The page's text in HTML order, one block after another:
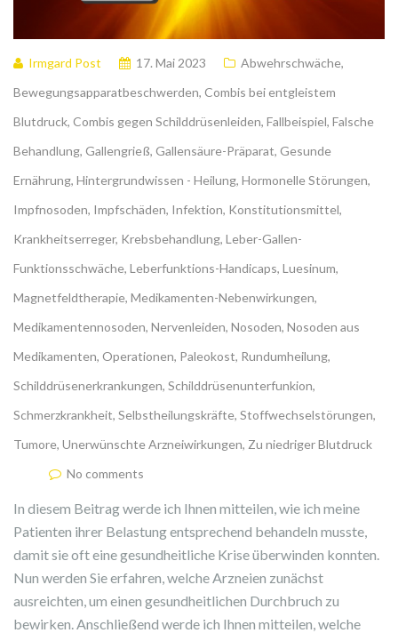
Irmgard Post 17. Mai 2023 Abwehrschwäche,
Bewegungsapparatbeschwerden, Combis bei entgleistem
Blutdruck, Combis gegen Schilddrüsenleiden, Fallbeispiel, Falsche
Behandlung, Gallengrieß, Gallensäure-Präparat, Gesunde
Ernährung, Hintergrundwissen - Heilung, Hormonelle Störungen,
Impfnosoden, Impfschäden, Infektion, Konstitutionsmittel,
Krankheitserreger, Krebsbehandlung, Leber-Gallen-
Funktionsschwäche, Leberfunktions-Handicaps, Luesinum,
Magnetfeldtherapie, Medikamenten-Nebenwirkungen,
Medikamentennosoden, Nervenleiden, Nosoden, Nosoden aus
Medikamenten, Operationen, Paleokost, Rundumheilung,
Schilddrüsenerkrankungen, Schilddrüsenunterfunkion,
Schmerzkrankheit, Selbstheilungskräfte, Stoffwechselstörungen,
Tumore, Unerwünschte Arzneiwirkungen, Zu niedriger Blutdruck
No comments
In diesem Beitrag werde ich Ihnen mitteilen, wie ich meine
Patienten ihrer Belastung entsprechend behandeln musste,
damit sie oft eine gesundheitliche Krise überwinden konnten.
Nun werden Sie erfahren, welche Arzneien zunächst
ausreichten, um einen gesundheitlichen Durchbruch zu
bewirken. Anschließend werde ich Ihnen mitteilen, welche